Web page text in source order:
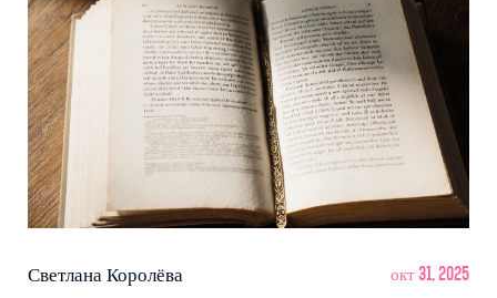
Светлана Королёва окт 31, 2025